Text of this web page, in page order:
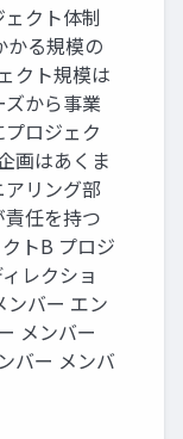
クト体制
かる規模の
クト規模は
から事業
ロジェク
画はあくま
リング部
任を持つ
トB プロジ
レクショ
ンバー エン
メンバー
バー メンバ